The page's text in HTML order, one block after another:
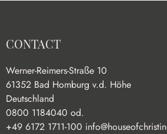
CONTACT
Werner-Reimers-Straße 10
61352 Bad Homburg v.d. Höhe
Deutschland
0800 1184040 od.
+49 6172 1711-100